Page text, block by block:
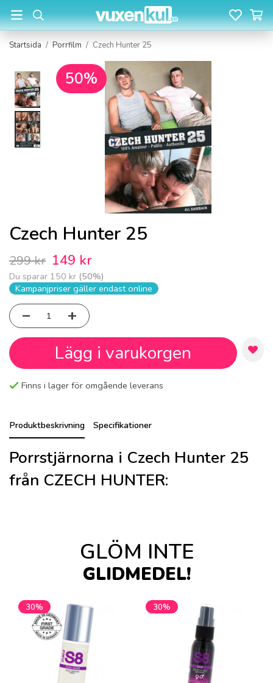
Startsida / Porrfilm / Czech Hunter 25
50%
Czech Hunter 25
299 kr 149 kr
Du sparar 150 kr (50%)
Kampanjpriser gäller endast online
Lägg i varukorgen
Finns i lager för omgående leverans
Produktbeskrivning Specifikationer
Porrstjärnorna i Czech Hunter 25
från CZECH HUNTER:
GLÖM INTE
GLIDMEDEL!
30% 30%